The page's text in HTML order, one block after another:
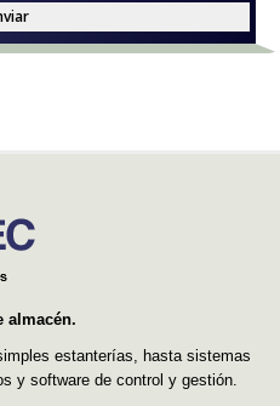
almacén.
estanterías, hasta sistemas
y software de control y gestión.